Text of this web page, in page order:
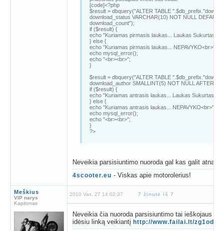
[code]<?php
$result = dbquery("ALTER TABLE
download_status VARCHAR(10) NOT NULL DEFAULT
download_count");
if ($result) {
echo "Kuriamas pirmasis laukas... Laukas
} else {
echo "Kuriamas pirmasis laukas... NEPAVYKO<br>";
echo mysql_error();
echo "<br><br>";
}
$result = dbquery("ALTER TABLE
download_author SMALLINT(5) NOT NULL AFTER
if ($result) {
echo "Kuriamas antrasis laukas... Laukas
} else {
echo "Kuriamas antrasis laukas... NEPAVYKO<br>";
echo mysql_error();
echo "<br><br>";
}
?>
Parasyta : by friskius
jai reiks pagalbos jo skype : skermis
Neveikia parsisiuntimo nuoroda gal kas galit
4scooter.eu - Viskas apie motorolerius!
Meškius
VIP narys
Kapitonas
2010 Vas. 27 14:02:37 7 žinutė iš 7
Neveikia čia nuoroda parsisiuntimo tai ieškojaus
idėsiu linką veikiantį http://www.failai.lt/